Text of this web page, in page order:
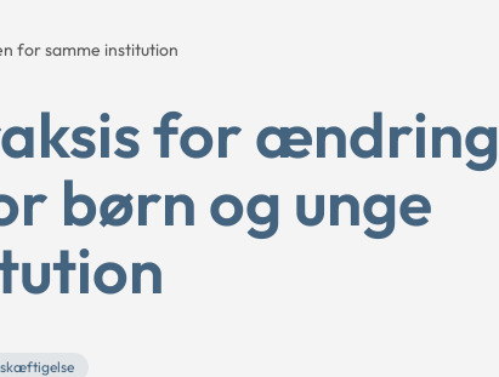
for samme institution
for ændring
børn og unge